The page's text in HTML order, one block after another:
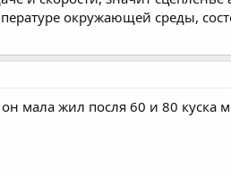
окружающей среды,
мала жил посля 60 и 80 куска